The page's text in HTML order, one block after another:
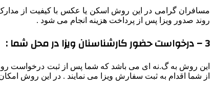
مسافران گرامی در این روش اسکن یا عکس با کیفیت از
روند صدور ویزا پس از پرداخت هزینه انجام می شود .
3 – درخواست حضور کارشناسنان ویزا در محل شما :
این روش به گ.نه ای می باشد که شما پس از ثبت درخواست روزی
از شما اقدام به ثبت سفارش ویزا می نمایند . در این روش